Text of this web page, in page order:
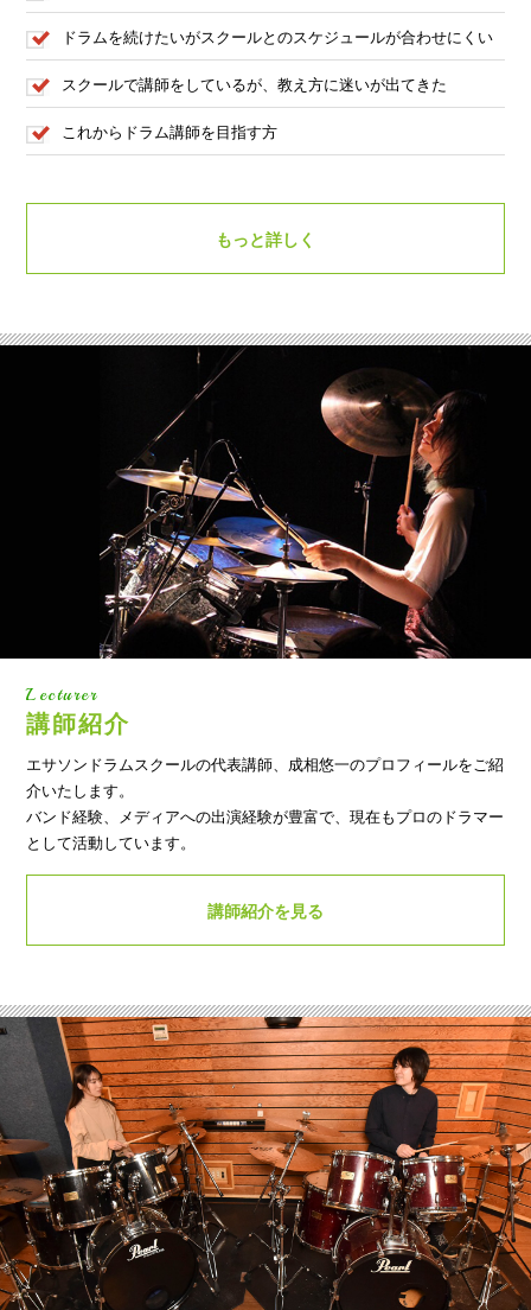
ドラムを続けたいがスクールとのスケジュールが合わせにくい
スクールで講師をしているが、教え方に迷いが出てきた
これからドラム講師を目指す方
もっと詳しく
Lecturer
講師紹介
エサソンドラムスクールの代表講師、成相悠一のプロフィールをご紹
介いたします。
バンド経験、メディアへの出演経験が豊富で、現在もプロのドラマー
として活動しています。
講師紹介を見る